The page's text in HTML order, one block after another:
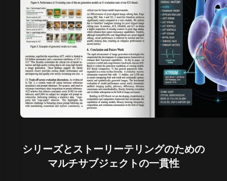
シリーズとストーリーテリングのための
マルチサブジェクトの一貫性